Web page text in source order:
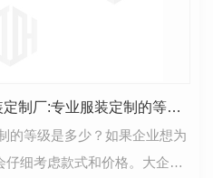
成都校服订做推荐成都服装定制厂:专业服装定制的等级是多少？
的等级是多少？如果企业想为
仔细考虑款式和价格。大企业